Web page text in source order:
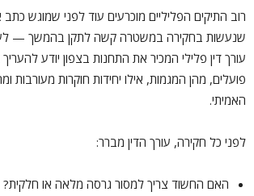
רוב התיקים הפליליים מוכרעים עוד לפני שמוגש כתב
שנעשות בחקירה במשטרה קשה לתקן בהמשך —
עורך דין פלילי המכיר את התחנות בצפון יודע
פועלים, מהן המגמות, אילו יחידות חוקרות מעורבות
האמיתי.
לפני כל חקירה, עורך הדין מברר:
האם החשוד צריך למסור גרסה מלאה או חלקית?